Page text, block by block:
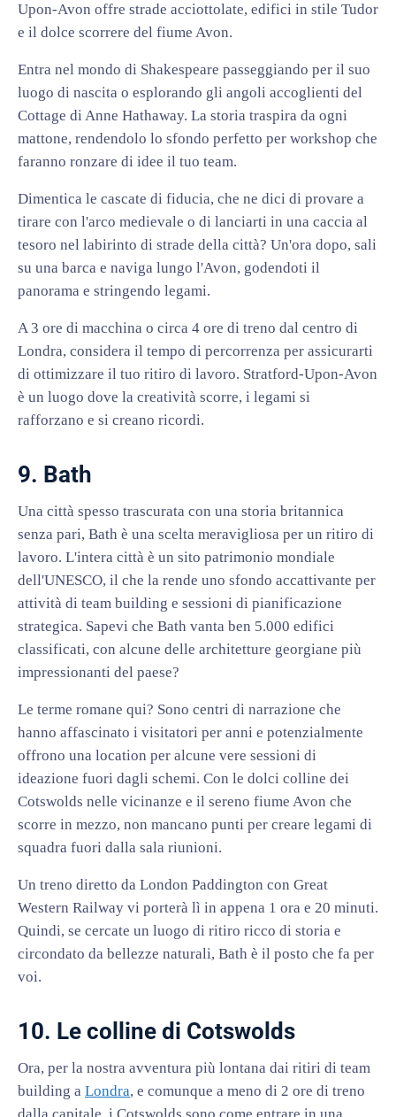
Upon-Avon offre strade acciottolate, edifici in stile Tudor
e il dolce scorrere del fiume Avon.
Entra nel mondo di Shakespeare passeggiando per il suo
luogo di nascita o esplorando gli angoli accoglienti del
Cottage di Anne Hathaway. La storia traspira da ogni
mattone, rendendolo lo sfondo perfetto per workshop che
faranno ronzare di idee il tuo team.
Dimentica le cascate di fiducia, che ne dici di provare a
tirare con l'arco medievale o di lanciarti in una caccia al
tesoro nel labirinto di strade della città? Un'ora dopo, sali
su una barca e naviga lungo l'Avon, godendoti il
panorama e stringendo legami.
A 3 ore di macchina o circa 4 ore di treno dal centro di
Londra, considera il tempo di percorrenza per assicurarti
di ottimizzare il tuo ritiro di lavoro. Stratford-Upon-Avon
è un luogo dove la creatività scorre, i legami si
rafforzano e si creano ricordi.
9. Bath
Una città spesso trascurata con una storia britannica
senza pari, Bath è una scelta meravigliosa per un ritiro di
lavoro. L'intera città è un sito patrimonio mondiale
dell'UNESCO, il che la rende uno sfondo accattivante per
attività di team building e sessioni di pianificazione
strategica. Sapevi che Bath vanta ben 5.000 edifici
classificati, con alcune delle architetture georgiane più
impressionanti del paese?
Le terme romane qui? Sono centri di narrazione che
hanno affascinato i visitatori per anni e potenzialmente
offrono una location per alcune vere sessioni di
ideazione fuori dagli schemi. Con le dolci colline dei
Cotswolds nelle vicinanze e il sereno fiume Avon che
scorre in mezzo, non mancano punti per creare legami di
squadra fuori dalla sala riunioni.
Un treno diretto da London Paddington con Great
Western Railway vi porterà lì in appena 1 ora e 20 minuti.
Quindi, se cercate un luogo di ritiro ricco di storia e
circondato da bellezze naturali, Bath è il posto che fa per
voi.
10. Le colline di Cotswolds
Ora, per la nostra avventura più lontana dai ritiri di team
building a Londra, e comunque a meno di 2 ore di treno